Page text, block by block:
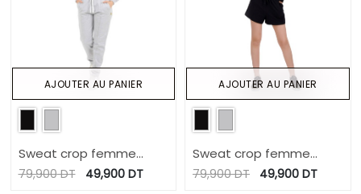
Sweat crop femme
avec broderie
79,900DT 49,900DT
AJOUTER AU PANIER
Sweat crop femme
avec broderie
79,900DT 49,900 DT
AJOUTER AU PANIER